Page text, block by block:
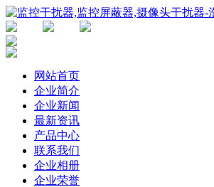
网站首页
企业简介
企业新闻
最新资讯
产品中心
联系我们
企业相册
企业荣誉